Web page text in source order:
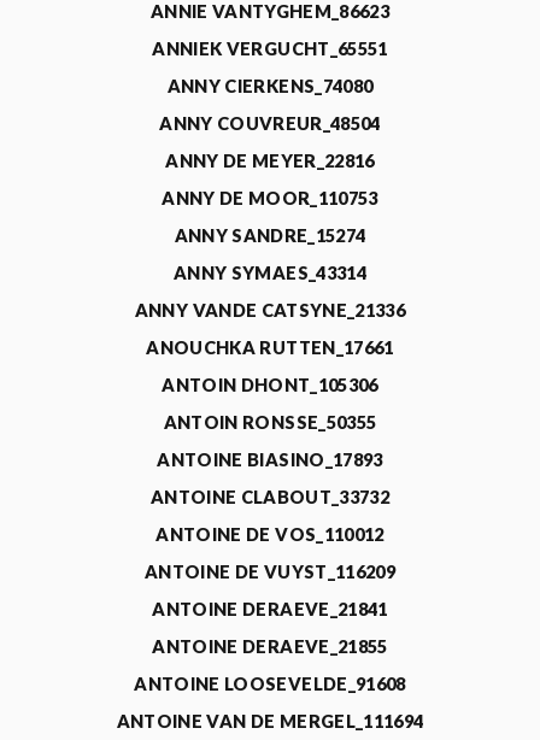
ANNIE VANTYGHEM_86623
ANNIEK VERGUCHT_65551
ANNY CIERKENS_74080
ANNY COUVREUR_48504
ANNY DE MEYER_22816
ANNY DE MOOR_110753
ANNY SANDRE_15274
ANNY SYMAES_43314
ANNY VANDE CATSYNE_21336
ANOUCHKA RUTTEN_17661
ANTOIN DHONT_105306
ANTOIN RONSSE_50355
ANTOINE BIASINO_17893
ANTOINE CLABOUT_33732
ANTOINE DE VOS_110012
ANTOINE DE VUYST_116209
ANTOINE DERAEVE_21841
ANTOINE DERAEVE_21855
ANTOINE LOOSEVELDE_91608
ANTOINE VAN DE MERGEL_111694